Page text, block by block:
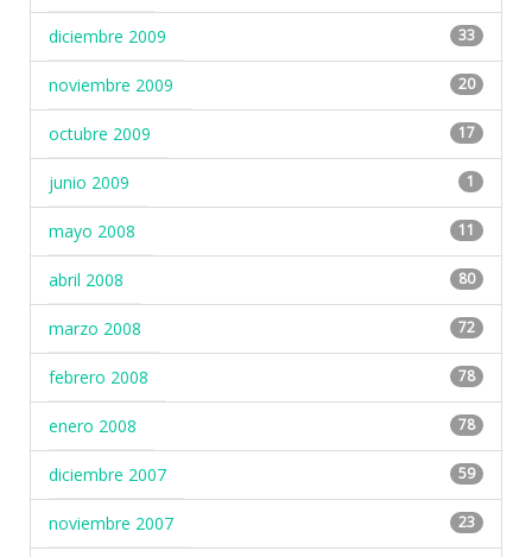
diciembre 2009 33
noviembre 2009 20
octubre 2009 17
junio 2009 1
mayo 2008 11
abril 2008 80
marzo 2008 72
febrero 2008 78
enero 2008 78
diciembre 2007 59
noviembre 2007 23